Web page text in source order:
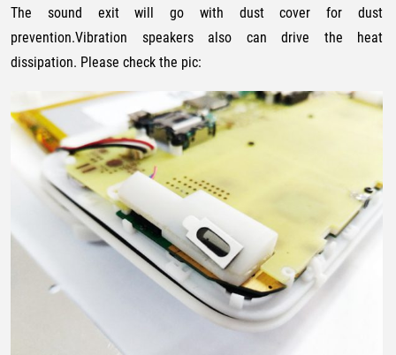
The sound exit will go with dust cover for dust
prevention.Vibration speakers also can drive the heat
dissipation. Please check the pic: